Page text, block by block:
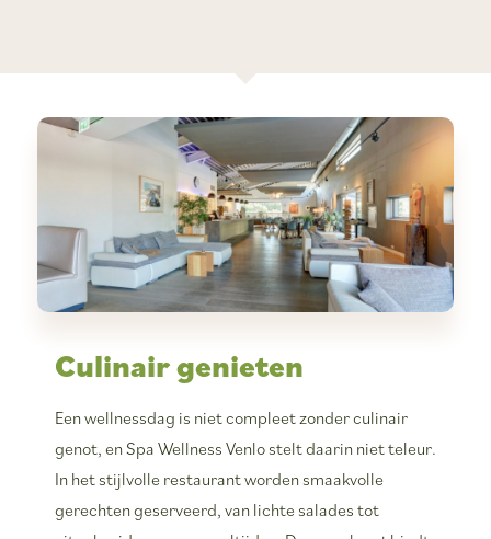
Culinair genieten
Een wellnessdag is niet compleet zonder culinair
genot, en Spa Wellness Venlo stelt daarin niet teleur.
In het stijlvolle restaurant worden smaakvolle
gerechten geserveerd, van lichte salades tot